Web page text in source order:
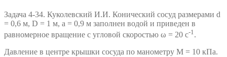
Задача 4-34. Куколевский И.И. Конический сосуд размерами d
= 0,6 м, D = 1 м, a = 0,9 м заполнен водой и приведен в
равномерное вращение с угловой скоростью ω = 20 с-1 .
Давление в центре крышки сосуда по манометру M = 10 кПа.